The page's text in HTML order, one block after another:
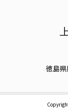
徳島